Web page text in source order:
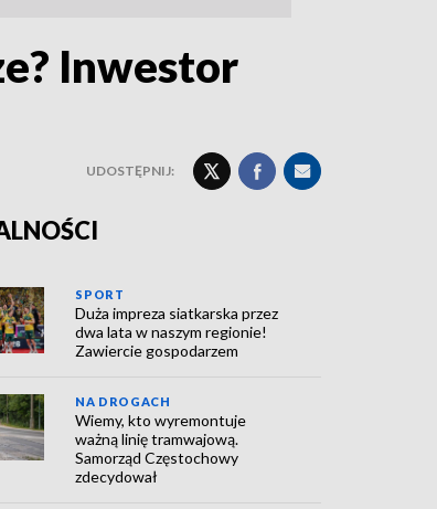
Inwestor
UDOSTĘPNIJ:
SPORT
Duża impreza siatkarska przez
dwa lata w naszym regionie!
Zawiercie gospodarzem
NA DROGACH
Wiemy, kto wyremontuje
ważną linię tramwajową.
Samorząd Częstochowy
zdecydował